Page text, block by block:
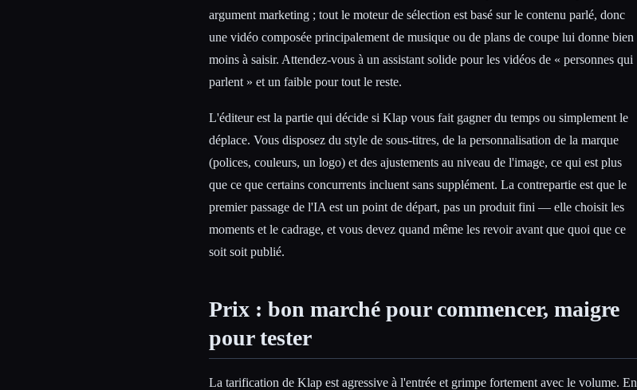
argument marketing ; tout le moteur de sélection est basé sur le contenu parlé, donc
une vidéo composée principalement de musique ou de plans de coupe lui donne bien
moins à saisir. Attendez-vous à un assistant solide pour les vidéos de « personnes qui
parlent » et un faible pour tout le reste.
L'éditeur est la partie qui décide si Klap vous fait gagner du temps ou simplement le
déplace. Vous disposez du style de sous-titres, de la personnalisation de la marque
(polices, couleurs, un logo) et des ajustements au niveau de l'image, ce qui est plus
que ce que certains concurrents incluent sans supplément. La contrepartie est que le
premier passage de l'IA est un point de départ, pas un produit fini — elle choisit les
moments et le cadrage, et vous devez quand même les revoir avant que quoi que ce
soit soit publié.
Prix : bon marché pour commencer, maigre
pour tester
La tarification de Klap est agressive à l'entrée et grimpe fortement avec le volume. En